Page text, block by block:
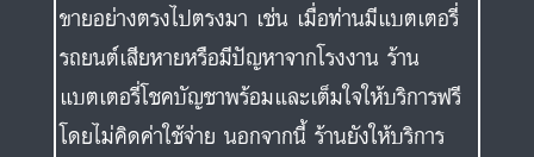
ตรวจสอบสภาพแบตเตอรี่และระบบไฟรถยนต์
และรับเช็คได้โดยไม่คิดค่าใช้จ่าย เพื่อให้ท่านทราบ
ถึงสภาพระบบไฟรถของท่าน และให้คำแนะนำ
เกี่ยวกับการแก้ไขได้ด้วยว่าควรดำเนินการอย่างไร